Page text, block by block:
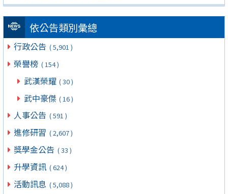
依公告類別彙總
行政公告 ( 5,901 )
榮譽榜 ( 154 )
武漢榮耀 ( 30 )
武中豪傑 ( 16 )
人事公告 ( 591 )
進修研習 ( 2,607 )
獎學金公告 ( 33 )
升學資訊 ( 624 )
活動訊息 ( 5,088 )